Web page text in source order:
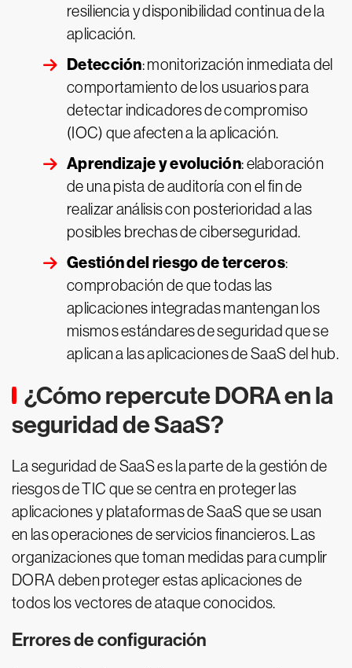
resiliencia y disponibilidad continua de la
aplicación.
Detección: monitorización inmediata del
comportamiento de los usuarios para
detectar indicadores de compromiso
(IOC) que afecten a la aplicación.
Aprendizaje y evolución: elaboración
de una pista de auditoría con el fin de
realizar análisis con posterioridad a las
posibles brechas de ciberseguridad.
Gestión del riesgo de terceros:
comprobación de que todas las
aplicaciones integradas mantengan los
mismos estándares de seguridad que se
aplican a las aplicaciones de SaaS del hub.
¿Cómo repercute DORA en la
seguridad de SaaS?
La seguridad de SaaS es la parte de la gestión de
riesgos de TIC que se centra en proteger las
aplicaciones y plataformas de SaaS que se usan
en las operaciones de servicios financieros. Las
organizaciones que toman medidas para cumplir
DORA deben proteger estas aplicaciones de
todos los vectores de ataque conocidos.
Errores de configuración